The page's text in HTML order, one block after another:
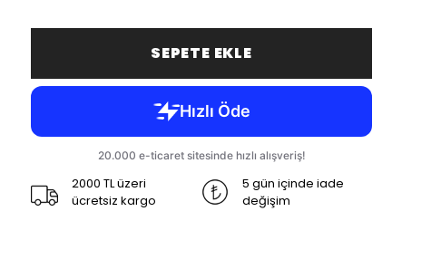
SEPETE EKLE
2000 TL üzeri
ücretsiz kargo
5 gün içinde iade
değişim